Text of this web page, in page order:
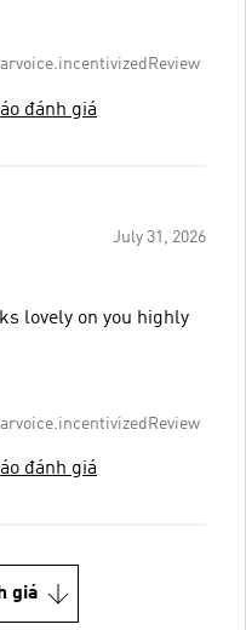
đánh giá
July 31, 2026
lovely on you highly
đánh giá
giá